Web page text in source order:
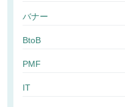
バナー
BtoB
PMF
IT